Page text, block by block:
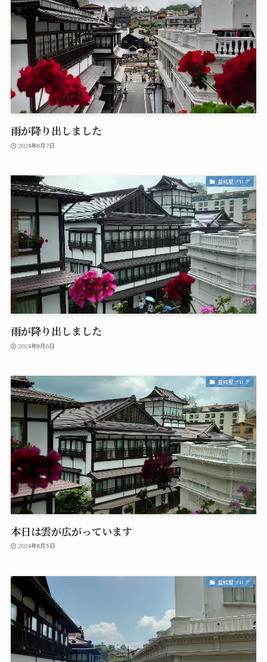
雨が降り出しました
2024年8月7日
益成屋ブログ
雨が降り出しました
2024年8月6日
益成屋ブログ
本日は雲が広がっています
2024年8月5日
益成屋ブログ